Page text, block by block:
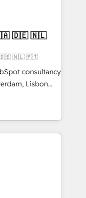
experts help
why we lean
thoughtful
make a
🇩🇪 🇳🇱 🇵🇹
consultancy
Lisbon
through
processes
work with some
to generate
have